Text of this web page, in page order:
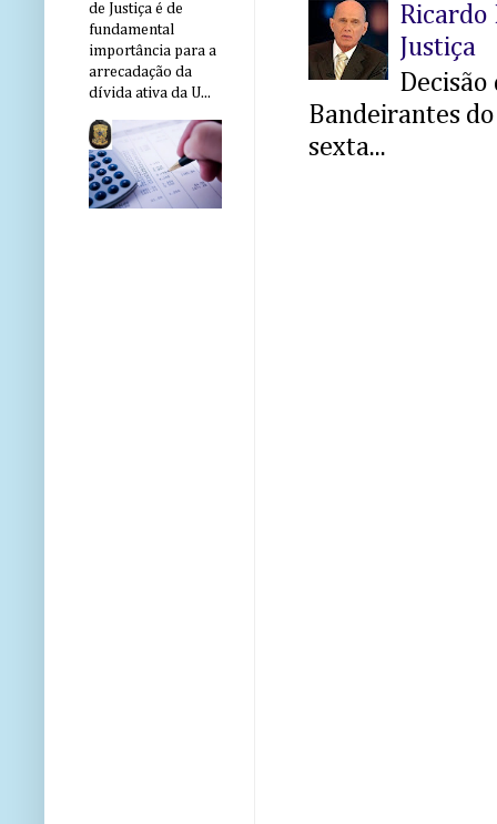
Ricardo
Justiça
Decisão
Bandeirantes
sexta...
de Justiça é de
fundamental
importância para a
arrecadação da
dívida ativa da U...